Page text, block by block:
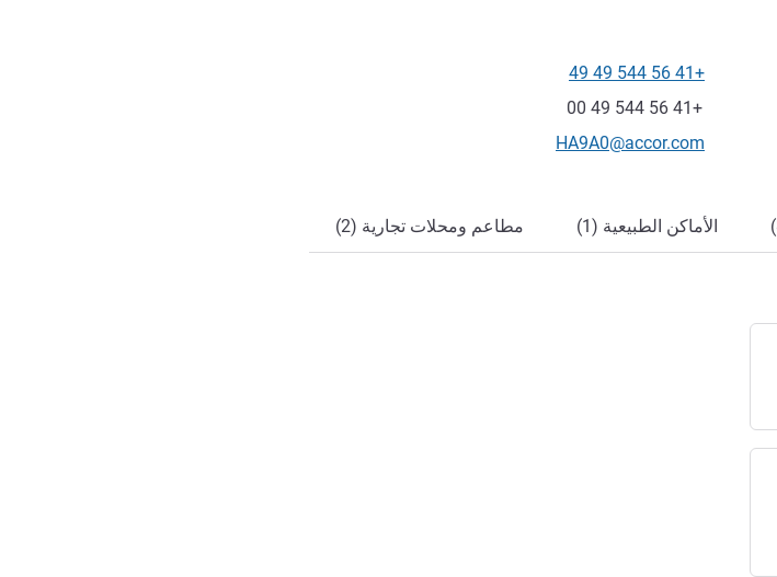
الهاتف
+41 56 544 49 49
فاكس
+41 56 544 49 00
تواصل معنا عبر البريد الإلكتروني
HA9A0@accor.com
الأماكن الطبيعية (1) مطاعم ومحلات تجارية (2)